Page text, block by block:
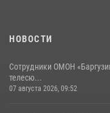
НОВОСТИ
Сотрудники ОМОН
телесю...
07 августа 2026, 09:52